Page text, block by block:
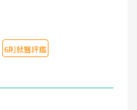
6則就醫評鑑